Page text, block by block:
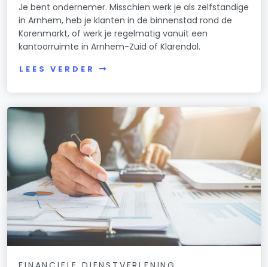
Je bent ondernemer. Misschien werk je als zelfstandige
in Arnhem, heb je klanten in de binnenstad rond de
Korenmarkt, of werk je regelmatig vanuit een
kantoorruimte in Arnhem-Zuid of Klarendal.
LEES VERDER